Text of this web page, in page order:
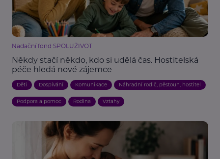
Nadační fond SPOLUŽIVOT
Někdy stačí někdo, kdo si udělá čas. Hostitelská
péče hledá nové zájemce
Děti Dospívání Komunikace Náhradní rodič, pěstoun, hostitel
Podpora a pomoc Rodina Vztahy